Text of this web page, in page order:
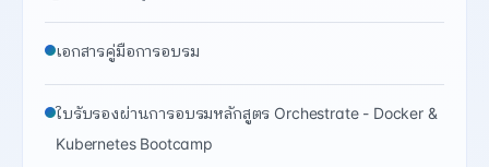
เอกสารคู่มือการอบรม
ใบรับรองผ่านการอบรมหลักสูตร Orchestrate - Docker &
Kubernetes Bootcamp